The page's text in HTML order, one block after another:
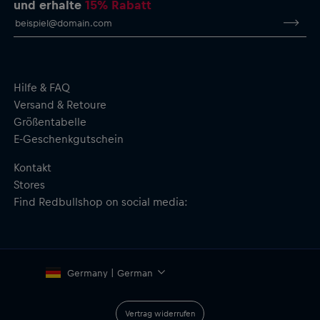
und erhalte15% Rabatt
Hilfe & FAQ
Versand & Retoure
Größentabelle
E-Geschenkgutschein
Kontakt
Stores
Find Redbullshop on social media:
Germany | German
Vertrag widerrufen